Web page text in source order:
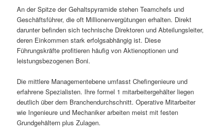
An der Spitze der Gehaltspyramide stehen Teamchefs und
Geschäftsführer, die oft Millionenvergütungen erhalten. Direkt
darunter befinden sich technische Direktoren und Abteilungsleiter,
deren Einkommen stark erfolgsabhängig ist. Diese
Führungskräfte profitieren häufig von Aktienoptionen und
leistungsbezogenen Boni.
Die mittlere Managementebene umfasst Chefingenieure und
erfahrene Spezialisten. Ihre formel 1 mitarbeitergehälter liegen
deutlich über dem Branchendurchschnitt. Operative Mitarbeiter
wie Ingenieure und Mechaniker arbeiten meist mit festen
Grundgehältern plus Zulagen.